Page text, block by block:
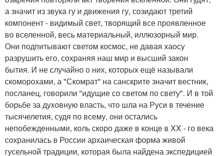
а значит из звука гу и движения гу, созидают третий
компонент - видимый свет, творящий все проявленное
во вселенной, весь материальный, иллюзорный мир.
Они подпитывают светом космос, не давая хаосу
разрушить его, сохраняя наш мир и высший закон
бытия. И не случайно о них, которых ещё называли
скоморохами, а "Скомрат" на санскрите значит вестник,
посланец, говорили "идущие со светом по свету". И в той
борьбе за духовную власть, что шла на Руси в течение
тысячелетия, судя по всему, они остались
непобежденными, коль скоро даже в конце в XX - го века
сохранилась в России архаическая форма живой
гусельной традиции, которая была найдена экспедицией